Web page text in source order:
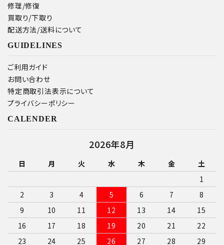
修理/修復
買取り/下取り
配送方法/送料について
GUIDELINES
ご利用ガイド
お問い合わせ
特定商取引法表示について
プライバシーポリシー
CALENDER
2026年8月
日 月 火 水 木 金
土
1
2
3 4 5 6 7
8
9
10 11 12 13 14
15
16
17 18 19 20 21
22
23
24 25 26 27 28 29